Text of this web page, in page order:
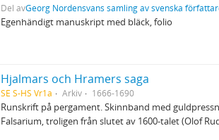
Del avGeorg Nordensvans samling av svenska
Egenhändigt manuskript med bläck, folio
Hjalmars och Hramers saga
SE S-HS Vr1a Arkiv 1666-1690
Runskrift på pergament. Skinnband med
Falsarium, troligen från slutet av 1600-talet (Olof